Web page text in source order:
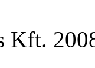
Kft.